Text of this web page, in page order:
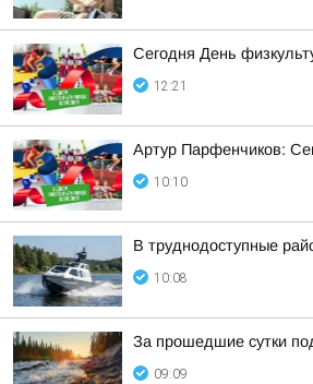
Сегодня День
12:21
Артур Парфенчиков:
10:10
В труднодоступные
10:08
За прошедшие сутки
09:09